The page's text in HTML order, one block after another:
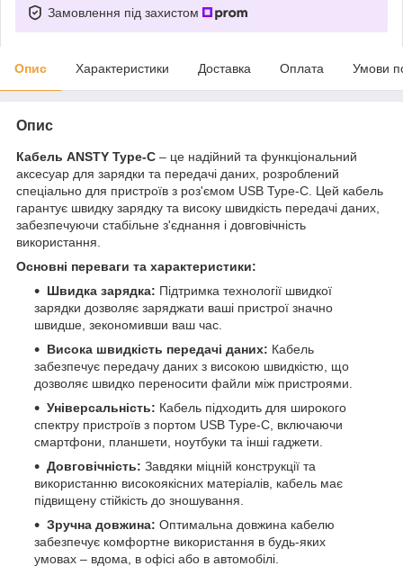
Замовлення під захистом
Опис Характеристики Доставка Оплата Умови
Опис
Кабель ANSTY Type-C – це надійний та функціональний
аксесуар для зарядки та передачі даних, розроблений
спеціально для пристроїв з роз'ємом USB Type-C. Цей кабель
гарантує швидку зарядку та високу швидкість передачі даних,
забезпечуючи стабільне з'єднання і довговічність
використання.
Основні переваги та характеристики:
Швидка зарядка: Підтримка технології швидкої
зарядки дозволяє заряджати ваші пристрої значно
швидше, зекономивши ваш час.
Висока швидкість передачі даних: Кабель
забезпечує передачу даних з високою швидкістю, що
дозволяє швидко переносити файли між пристроями.
Універсальність: Кабель підходить для широкого
спектру пристроїв з портом USB Type-C, включаючи
смартфони, планшети, ноутбуки та інші гаджети.
Довговічність: Завдяки міцній конструкції та
використанню високоякісних матеріалів, кабель має
підвищену стійкість до зношування.
Зручна довжина: Оптимальна довжина кабелю
забезпечує комфортне використання в будь-яких
умовах – вдома, в офісі або в автомобілі.